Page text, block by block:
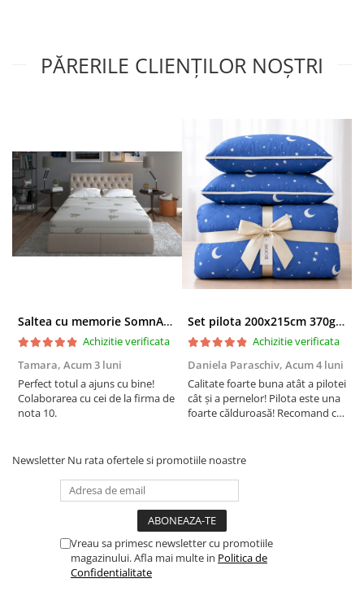
PĂRERILE CLIENȚILOR NOȘTRI
Saltea cu memorie SomnART XXL Memory Plus 160x190, înălțime 25cm, pentru persoane supraponderale, husă Aloe Vera detașabilă, rulată, fermitate mare
Achizitie verificata
Tamara, Acum 3 luni
Perfect totul a ajuns cu bine!
Colaborarea cu cei de la firma de
nota 10.
Set pilota 200x215cm 370g cu 2 perne 50x70,albastru- PLT36
Achizitie verificata
Daniela Paraschiv, Acum 4 luni
Calitate foarte buna atât a pilotei
cât și a pernelor! Pilota este una
foarte călduroasă! Recomand cu
Newsletter Nu rata ofertele si promotiile noastre
Vreau sa primesc newsletter cu promotiile
magazinului. Afla mai multe in Politica de
Confidentialitate